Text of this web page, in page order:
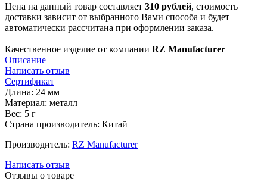
Цена на данный товар составляет 310 рублей, стоимость
доставки зависит от выбранного Вами способа и будет
автоматически рассчитана при оформлении заказа.
Качественное изделие от компании RZ Manufacturer
Описание
Написать отзыв
Сертификат
Длина: 24 мм
Материал: металл
Вес: 5 г
Страна производитель: Китай
Производитель: RZ Manufacturer
Написать отзыв
Отзывы о товаре